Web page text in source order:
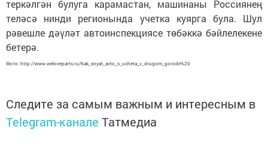
теркәлгән булуга карамастан, машинаны Россиянең
теләсә нинди регионында учетка куярга була. Шул
рәвешле дәүләт автоинспекциясе төбәккә бәйлелекене
бетерә.
Фото: http://www.weloveparts.ru/Kak_snyat_avto_s_ucheta_v_drugom_gorode%20
Следите за самым важным и интересным в
Telegram-канале Татмедиа